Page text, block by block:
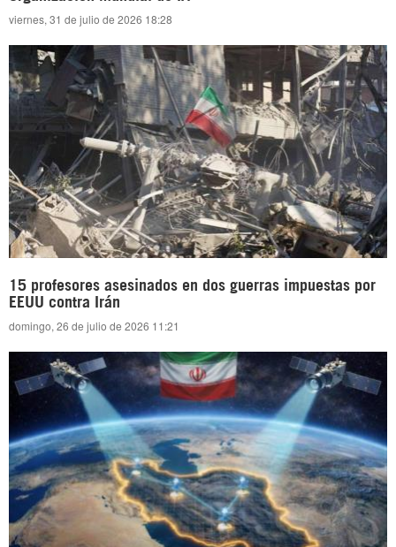
viernes, 31 de julio de 2026 18:28
15 profesores asesinados en dos guerras impuestas por
EEUU contra Irán
domingo, 26 de julio de 2026 11:21